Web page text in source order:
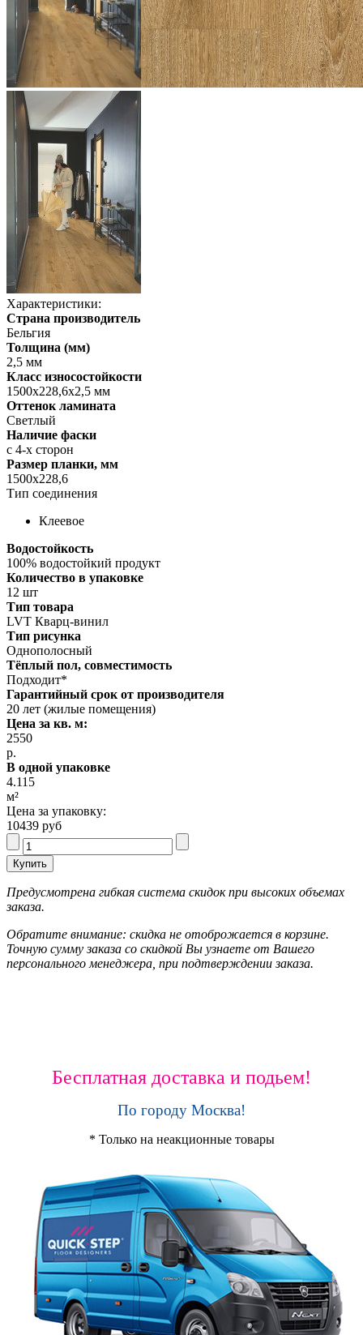
Характеристики:
Страна производитель
Бельгия
Толщина (мм)
2,5 мм
Класс износостойкости
1500x228,6x2,5 мм
Оттенок ламината
Светлый
Наличие фаски
с 4-х сторон
Размер планки, мм
1500x228,6
Тип соединения
Клеевое
Водостойкость
100% водостойкий продукт
Количество в упаковке
12 шт
Тип товара
LVT Кварц-винил
Тип рисунка
Однополосный
Тёплый пол, совместимость
Подходит*
Гарантийный срок от производителя
20 лет (жилые помещения)
Цена за кв. м:
2550
р.
В одной упаковке
4.115
м²
Цена за упаковку:
10439 руб
Предусмотрена гибкая система скидок при высоких объемах
заказа.
Обратите внимание: скидка не отоброжается в корзине.
Точную сумму заказа со скидкой Вы узнаете от Вашего
персонального менеджера, при подтверждении заказа.
Бесплатная доставка и подьем!
По городу Москва!
* Только на неакционные товары